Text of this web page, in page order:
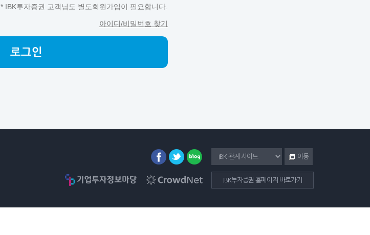
* IBK투자증권 고객님도 별도회원가입이 필요합니다.
아이디/비밀번호 찾기
로그인
이동
IBK투자증권 홈페이지 바로가기